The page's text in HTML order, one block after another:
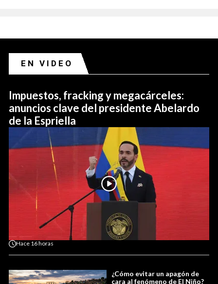
EN VIDEO
Impuestos, fracking y megacárceles:
anuncios clave del presidente Abelardo
de la Espriella
Hace 16 horas
¿Cómo evitar un apagón de
cara al fenómeno de El Niño?